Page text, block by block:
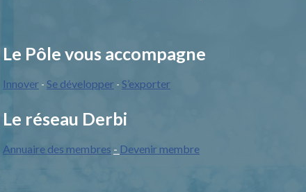
Le Pôle vous accompagne
Innover- Se développer- S’exporter
Le réseau Derbi
Annuaire des membres - Devenir membre